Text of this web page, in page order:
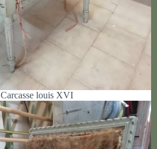
Carcasse louis XVI